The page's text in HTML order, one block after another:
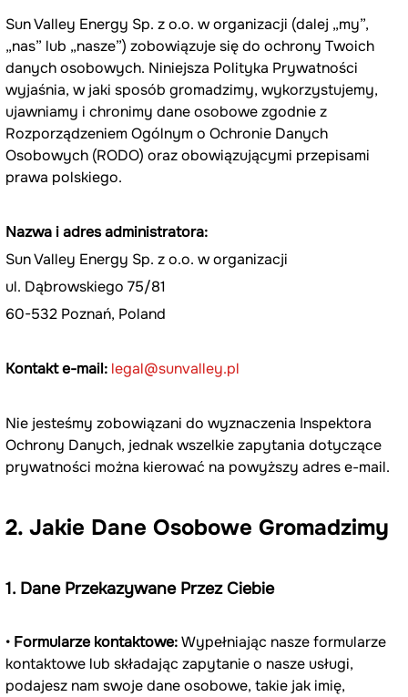
Sun Valley Energy Sp. z o.o. w organizacji (dalej „my”,
„nas” lub „nasze”) zobowiązuje się do ochrony Twoich
danych osobowych. Niniejsza Polityka Prywatności
wyjaśnia, w jaki sposób gromadzimy, wykorzystujemy,
ujawniamy i chronimy dane osobowe zgodnie z
Rozporządzeniem Ogólnym o Ochronie Danych
Osobowych (RODO) oraz obowiązującymi przepisami
prawa polskiego.
Nazwa i adres administratora:
Sun Valley Energy Sp. z o.o. w organizacji
ul. Dąbrowskiego 75/81
60-532 Poznań, Poland
Kontakt e-mail: legal@sunvalley.pl
Nie jesteśmy zobowiązani do wyznaczenia Inspektora
Ochrony Danych, jednak wszelkie zapytania dotyczące
prywatności można kierować na powyższy adres e-mail.
2. Jakie Dane Osobowe Gromadzimy
1. Dane Przekazywane Przez Ciebie
• Formularze kontaktowe: Wypełniając nasze formularze
kontaktowe lub składając zapytanie o nasze usługi,
podajesz nam swoje dane osobowe, takie jak imię,